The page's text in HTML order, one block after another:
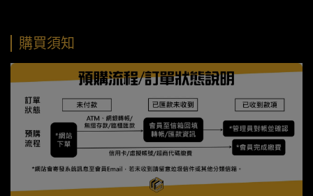
購買須知